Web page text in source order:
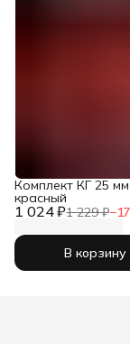
1 024 ₽1 229 ₽−17
Комплект КГ 25
красный
В корзину